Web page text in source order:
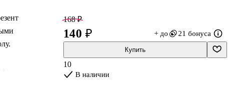
168 ₽
140 ₽ + до 21 бонуса
Купить
10
В наличии